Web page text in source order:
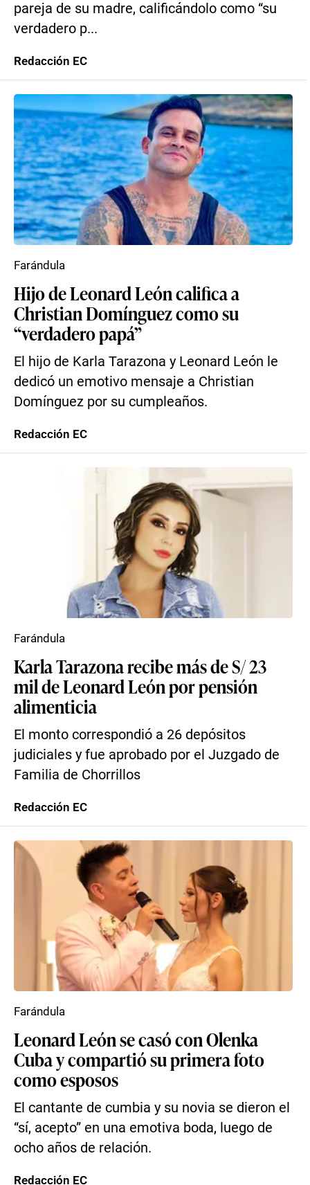
pareja de su madre, calificándolo como “su
verdadero p...
Redacción EC
Hijo de Leonard León califica a
Christian Domínguez como su
“verdadero papá”
El hijo de Karla Tarazona y Leonard León le
dedicó un emotivo mensaje a Christian
Domínguez por su cumpleaños.
Farándula
Redacción EC
Karla Tarazona recibe más de S/ 23
mil de Leonard León por pensión
alimenticia
El monto correspondió a 26 depósitos
judiciales y fue aprobado por el Juzgado de
Familia de Chorrillos
Farándula
Redacción EC
Leonard León se casó con Olenka
Cuba y compartió su primera foto
como esposos
El cantante de cumbia y su novia se dieron el
“sí, acepto” en una emotiva boda, luego de
ocho años de relación.
Farándula
Redacción EC